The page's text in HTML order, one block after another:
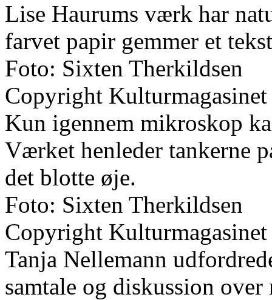
Lise Haurums værk har
farvet papir gemmer et
Foto: Sixten Therkildsen
Copyright
Kun igennem mikroskop
Værket henleder tankerne
det blotte øje.
Foto: Sixten Therkildsen
Copyright
Tanja Nellemann
samtale og diskussion over